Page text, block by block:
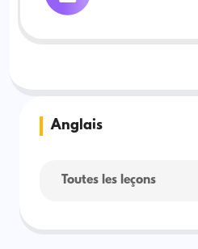
Anglais
Toutes les leçons